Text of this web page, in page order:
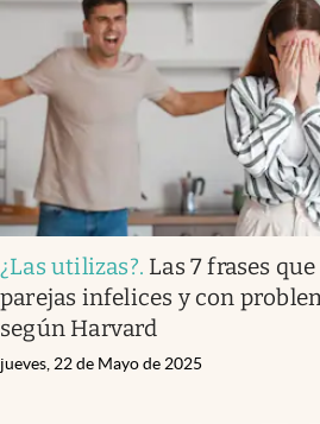
¿Las utilizas?. Las 7 frases
parejas infelices y con
según Harvard
jueves, 22 de Mayo de 2025